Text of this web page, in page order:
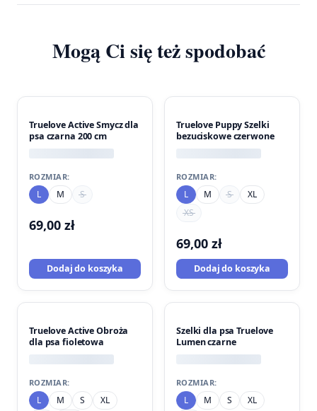
Mogą Ci się też spodobać
Truelove Active Smycz dla
psa czarna 200 cm
ROZMIAR:
L M S
69,00 zł
Dodaj do koszyka
Truelove Puppy Szelki
bezuciskowe czerwone
ROZMIAR:
L M S
XL
XS
69,00 zł
Dodaj do koszyka
Truelove Active Obroża
dla psa fioletowa
ROZMIAR:
L M S
XL
Szelki dla psa Truelove
Lumen czarne
ROZMIAR:
L M S
XL